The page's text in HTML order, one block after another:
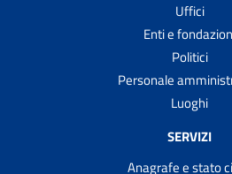
Uffici
Enti e
Politici
Personale
Luoghi
SERVIZI
Anagrafe e stato